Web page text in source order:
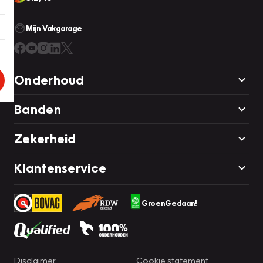
Mijn Vakgarage
Onderhoud
Banden
Zekerheid
Klantenservice
GroenGedaan!
Disclaimer Cookie statement